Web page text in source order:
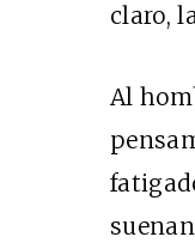
claro,
Al